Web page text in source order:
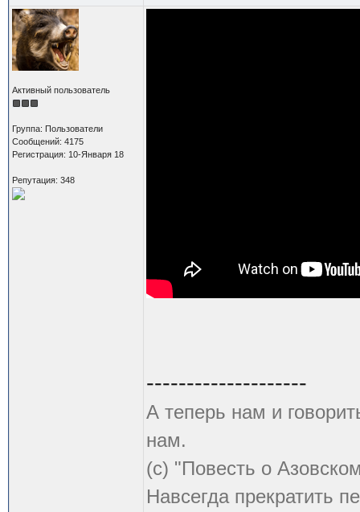
Активный пользователь
Группа: Пользователи
Сообщений: 4175
Регистрация: 10-Января 18
Репутация: 348
--------------------
А теперь нам и
нам.
(с) "Повесть о
Навсегда прекратить